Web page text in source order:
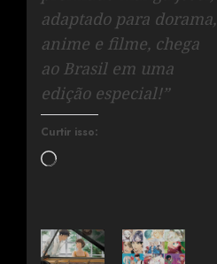
adaptado para dorama,
anime e filme, chega
ao Brasil em uma
edição especial!”
Curtir isso: